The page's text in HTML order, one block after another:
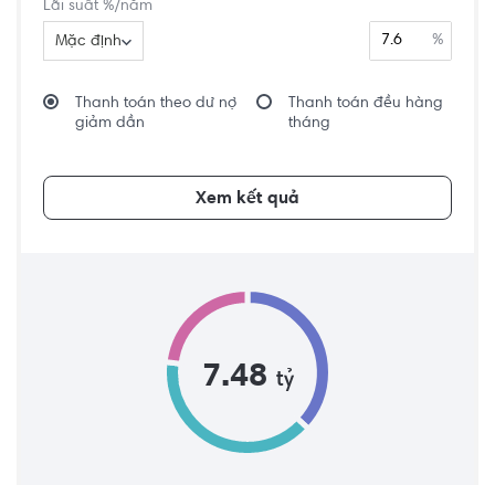
Lãi suất %/năm
Mặc định %
Thanh toán theo dư nợ
giảm dần
Thanh toán đều hàng
tháng
Xem kết quả
7.48 tỷ